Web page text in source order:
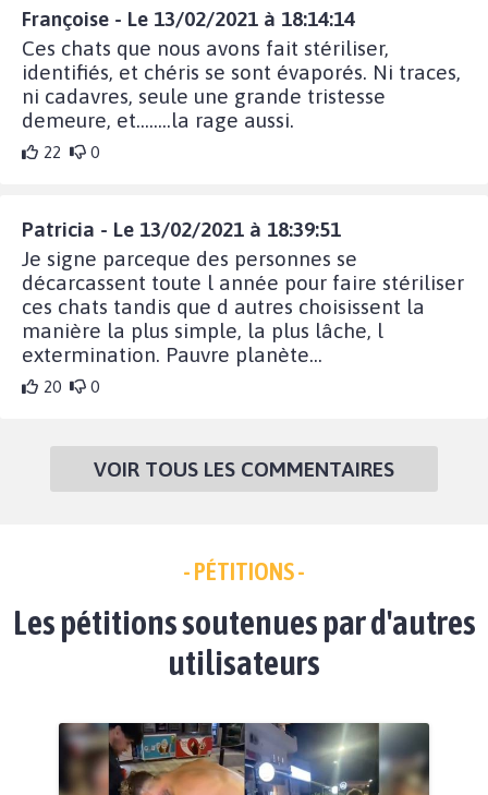
Françoise - Le 13/02/2021 à 18:14:14
Ces chats que nous avons fait stériliser,
identifiés, et chéris se sont évaporés. Ni traces,
ni cadavres, seule une grande tristesse
demeure, et........la rage aussi.
22 0
Patricia - Le 13/02/2021 à 18:39:51
Je signe parceque des personnes se
décarcassent toute l année pour faire stériliser
ces chats tandis que d autres choisissent la
manière la plus simple, la plus lâche, l
extermination. Pauvre planète...
20 0
VOIR TOUS LES COMMENTAIRES
- PÉTITIONS -
Les pétitions soutenues par d'autres
utilisateurs